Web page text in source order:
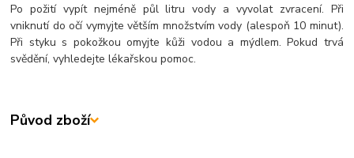
Po požití vypít nejméně půl litru vody a vyvolat zvracení. Při
vniknutí do očí vymyjte větším množstvím vody (alespoň 10 minut).
Při styku s pokožkou omyjte kůži vodou a mýdlem. Pokud trvá
svědění, vyhledejte lékařskou pomoc.
Původ zboží